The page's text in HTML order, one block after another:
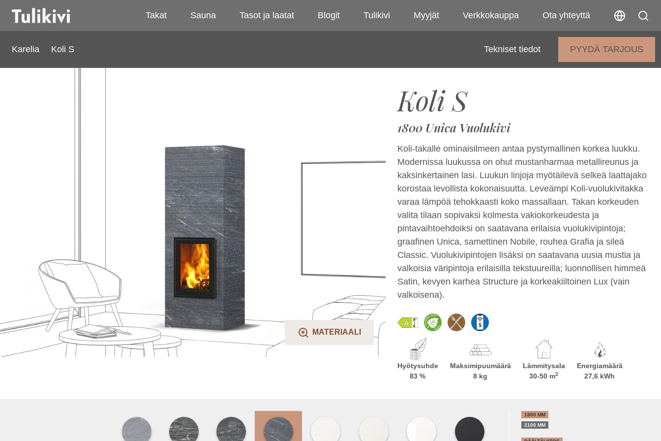
Takat Sauna Tasot ja laatat Blogit Tulikivi Myyjät Verkkokauppa Ota yhteyttä
Karelia Koli S Tekniset tiedot PYYDÄ TARJOUS
MATERIAALI
Koli S
1800 Unica Vuolukivi
Koli-takalle ominaisilmeen antaa pystymallinen korkea luukku.
Modernissa luukussa on ohut mustanharmaa metallireunus ja
kaksinkertainen lasi. Luukun linjoja myötäilevä selkeä laattajako
korostaa levollista kokonaisuutta. Leveämpi Koli-vuolukivitakka
varaa lämpöä tehokkaasti koko massallaan. Takan korkeuden
valita tilaan sopivaksi kolmesta vakiokorkeudesta ja
pintavaihtoehdoiksi on saatavana erilaisia vuolukivipintoja;
graafinen Unica, samettinen Nobile, rouhea Grafia ja sileä
Classic. Vuolukivipintojen lisäksi on saatavana uusia mustia ja
valkoisia väripintoja erilaisilla tekstuureilla; luonnollisen himmeä
Satin, kevyen karhea Structure ja korkeakiiltoinen Lux (vain
valkoisena).
Hyötysuhde
83 %
Maksimipuumäärä
8 kg
Lämmitysala
30-50 m2
Energiamäärä
27,6 kWh
1800 MM
2100 MM